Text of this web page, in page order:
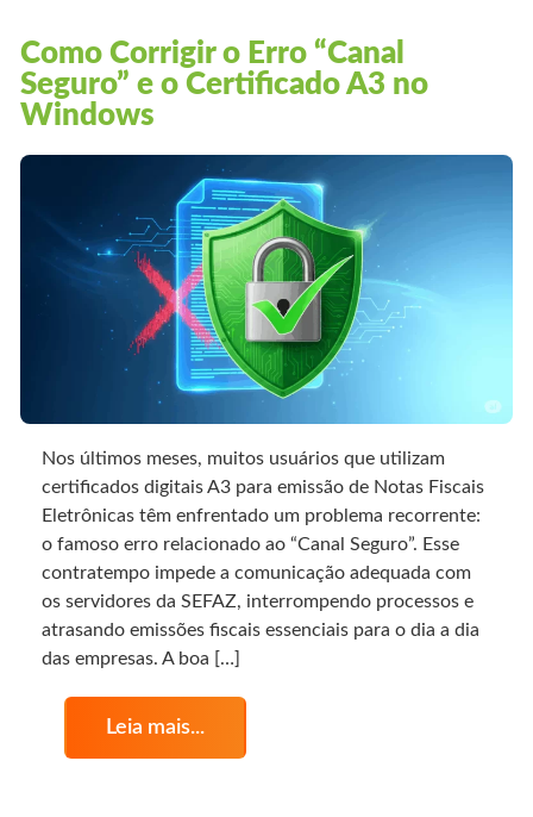
Como Corrigir o Erro “Canal
Seguro” e o Certificado A3 no
Windows
Nos últimos meses, muitos usuários que utilizam
certificados digitais A3 para emissão de Notas Fiscais
Eletrônicas têm enfrentado um problema recorrente:
o famoso erro relacionado ao “Canal Seguro”. Esse
contratempo impede a comunicação adequada com
os servidores da SEFAZ, interrompendo processos e
atrasando emissões fiscais essenciais para o dia a dia
das empresas. A boa […]
Leia mais...